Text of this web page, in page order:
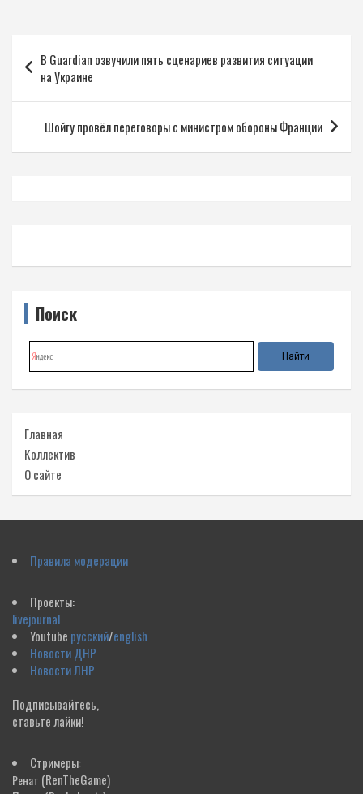
по
записям
В Guardian озвучили пять сценариев развития ситуации
на Украине
Шойгу провёл переговоры с министром обороны Франции
Поиск
Главная
Коллектив
О сайте
Правила модерации
Проекты:
livejournal
Youtube русский/english
Новости ДНР
Новости ЛНР
Подписывайтесь,
ставьте лайки!
Стримеры:
Ренат (RenTheGame)